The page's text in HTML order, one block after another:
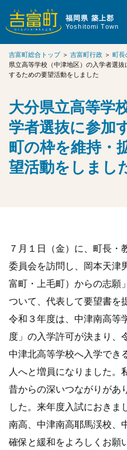
福岡県 築上郡
Yoshitomi Town
吉富町総合トップ＞ 吉富町行政 ＞ 町長
県立高等学校（中津地区）の入学者選
するための要望活動をしました
大分県立高等学
学者選抜に参加
町の枠を維持・
望活動をしまし
７月１日（金）に、町長・
委員会を訪問し、岡本天津
富町・上毛町）からの志願
ついて、代表して要望書を
令和３年度は、中津南高等
度」の入学許可が決まり、
中津北高等学校へ入学でき
人へと増員になりました。
昔からの深いつながりがあ
した。来年度入試におきま
南高、中津南高耶馬渓校、
確保と緩和をよろしくお願